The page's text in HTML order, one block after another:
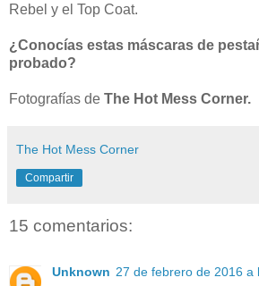
Rebel y el Top Coat.
¿Conocías estas máscaras de
probado?
Fotografías de The Hot Mess Corner.
The Hot Mess Corner
Compartir
15 comentarios:
Unknown 27 de febrero de 2016 a